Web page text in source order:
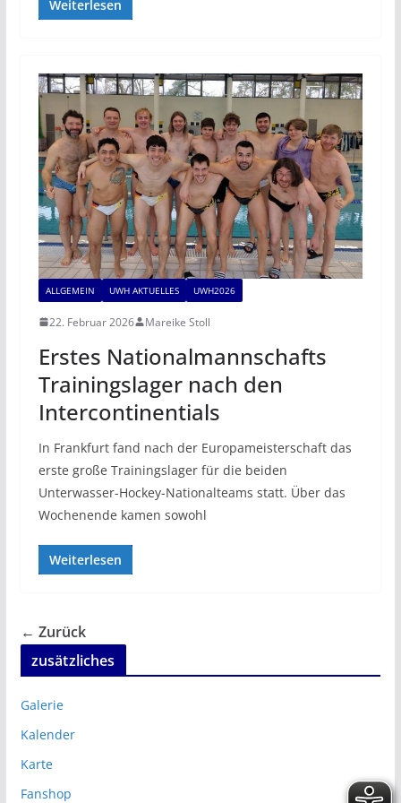
Weiterlesen
ALLGEMEIN UWH AKTUELLES UWH2026
22. Februar 2026 Mareike Stoll
Erstes Nationalmannschafts
Trainingslager nach den
Intercontinentials
In Frankfurt fand nach der Europameisterschaft das
erste große Trainingslager für die beiden
Unterwasser-Hockey-Nationalteams statt. Über das
Wochenende kamen sowohl
Weiterlesen
← Zurück
zusätzliches
Galerie
Kalender
Karte
Fanshop